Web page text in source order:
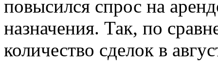
повысился спрос на
назначения. Так, по
количество сделок в